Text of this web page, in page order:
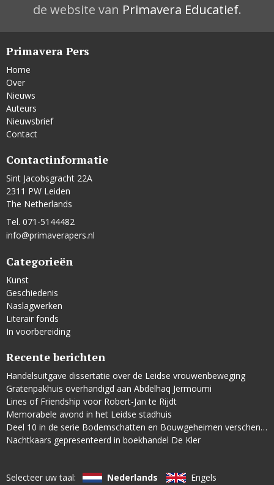
de website van Primavera Educatief.
Primavera Pers
Home
Over
Nieuws
Auteurs
Nieuwsbrief
Contact
Contactinformatie
Sint Jacobsgracht 22A
2311 PW Leiden
The Netherlands
Tel. 071-5144482
info@primaverapers.nl
Categorieën
Kunst
Geschiedenis
Naslagwerken
Literair fonds
In voorbereiding
Recente berichten
Handelsuitgave dissertatie over de Leidse vrouwenbeweging
Gratenpakhuis overhandigd aan Abdelhaq Jermoumi
Lines of Friendship voor Robert-Jan te Rijdt
Memorabele avond in het Leidse stadhuis
Deel 10 in de serie Bodemschatten en Bouwgeheimen verschenen
Nachtkaars gepresenteerd in boekhandel De Kler
Selecteer uw taal: Nederlands Engels